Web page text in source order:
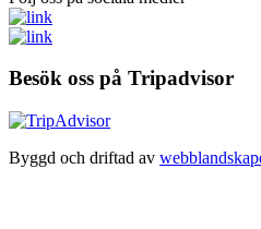
Besök oss på Tripadvisor
Byggd och driftad av